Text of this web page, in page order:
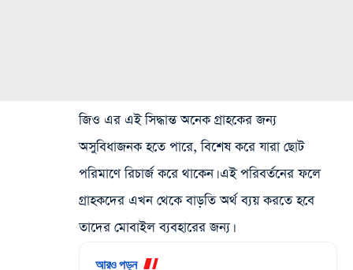
জিও‌ এর এই সিদ্ধান্ত অনেক গ্রাহকের জন্য
অসুবিধাজনক হতে পারে, বিশেষ করে যারা ছোট
পরিমাণে রিচার্জ করে থাকেন। এই পরিবর্তনের ফলে
গ্রাহকদের এখন থেকে বাড়তি অর্থ ব্যয় করতে হবে
তাদের মোবাইল ব্যবহারের জন্য।
আরও পড়ুন